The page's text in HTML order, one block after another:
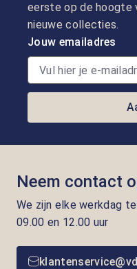
eerste op de hoogte
nieuwe collecties.
Jouw emailadres
Neem contact
We zijn elke werkdag
09.00 en 12.00 uur